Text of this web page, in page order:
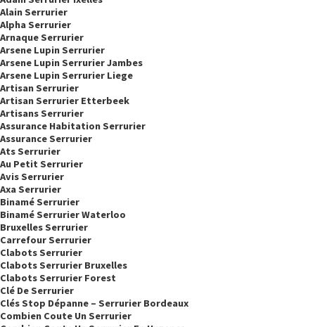
Alain Serrurier
Alpha Serrurier
Arnaque Serrurier
Arsene Lupin Serrurier
Arsene Lupin Serrurier Jambes
Arsene Lupin Serrurier Liege
Artisan Serrurier
Artisan Serrurier Etterbeek
Artisans Serrurier
Assurance Habitation Serrurier
Assurance Serrurier
Ats Serrurier
Au Petit Serrurier
Avis Serrurier
Axa Serrurier
Binamé Serrurier
Binamé Serrurier Waterloo
Bruxelles Serrurier
Carrefour Serrurier
Clabots Serrurier
Clabots Serrurier Bruxelles
Clabots Serrurier Forest
Clé De Serrurier
Clés Stop Dépanne – Serrurier Bordeaux
Combien Coute Un Serrurier